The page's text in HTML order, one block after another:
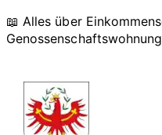
📖 Alles über